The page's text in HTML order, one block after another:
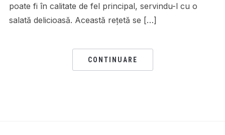
poate fi în calitate de fel principal, servindu-l cu o
salată delicioasă. Această rețetă se […]
CONTINUARE